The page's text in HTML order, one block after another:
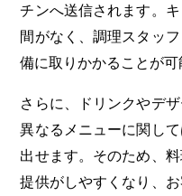
チンへ送信されます。
間がなく、調理スタッ
備に取りかかることが可
さらに、ドリンクやデ
異なるメニューに関し
出せます。そのため、
提供がしやすくなり、